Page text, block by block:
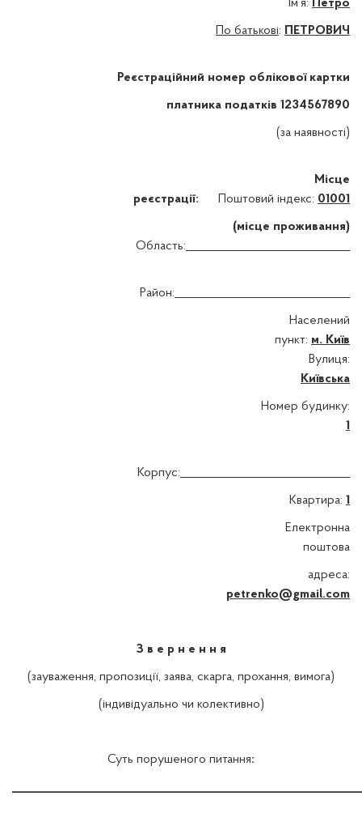
Ім’я: Петро
По батькові: ПЕТРОВИЧ
Реєстраційний номер облікової картки
платника податків 1234567890
(за наявності)
Місце
реєстрації: Поштовий індекс: 01001
(місце проживання)
Область:_____________________________
Район:_______________________________
Населений
пункт: м. Київ
Вулиця:
Київська
Номер будинку:
1
Корпус:______________________________
Квартира: 1
Електронна
поштова
адреса:
petrenko@gmail.com
З в е р н е н н я
(зауваження, пропозиції, заява, скарга, прохання, вимога)
(індивідуально чи колективно)
Суть порушеного питання: